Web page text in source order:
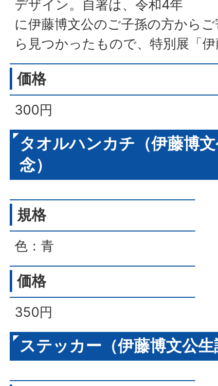
デザイン。自署は、令和4年
に伊藤博文公のご子孫の方から
ら見つかったもので、特別展「
価格
300円
タオルハンカチ（伊藤博
念）
規格
色：青
価格
350円
ステッカー（伊藤博文公